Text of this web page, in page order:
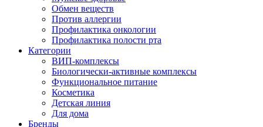
Обмен веществ
Против аллергии
Профилактика онкологии
Профилактика полости рта
Категории
ВИП-комплексы
Биологически-активные комплексы
Функциональное питание
Косметика
Детская линия
Для дома
Бренды